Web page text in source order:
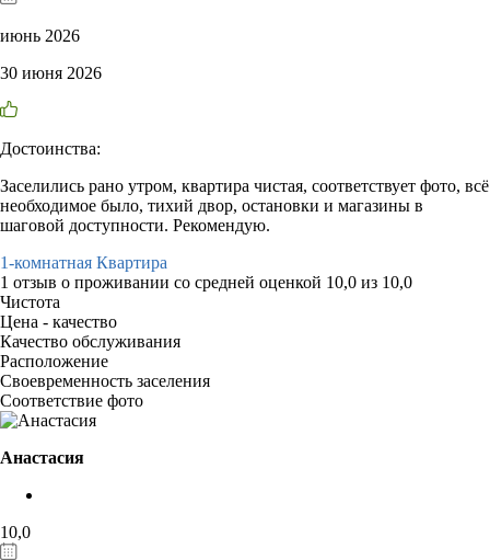
июнь 2026
30 июня 2026
Достоинства:
Заселились рано утром, квартира чистая, соответствует фото, всё
необходимое было, тихий двор, остановки и магазины в
шаговой доступности. Рекомендую.
1-комнатная Квартира
1 отзыв о проживании со средней оценкой 10,0 из 10,0
Чистота
Цена - качество
Качество обслуживания
Расположение
Своевременность заселения
Соответствие фото
Анастасия
10,0